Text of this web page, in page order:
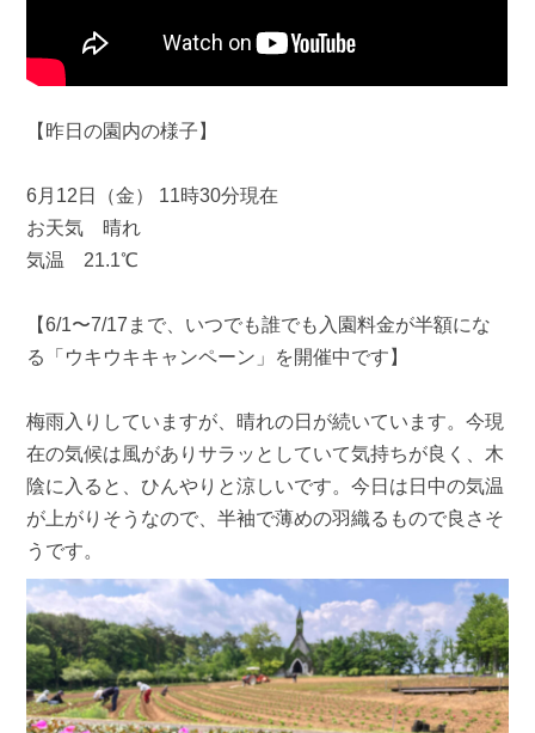
【昨日の園内の様子】
6月12日（金） 11時30分現在
お天気 晴れ
気温 21.1℃
【6/1〜7/17まで、いつでも誰でも入園料金が半額にな
る「ウキウキキャンペーン」を開催中です】
梅雨入りしていますが、晴れの日が続いています。今現
在の気候は風がありサラッとしていて気持ちが良く、木
陰に入ると、ひんやりと涼しいです。今日は日中の気温
が上がりそうなので、半袖で薄めの羽織るもので良さそ
うです。